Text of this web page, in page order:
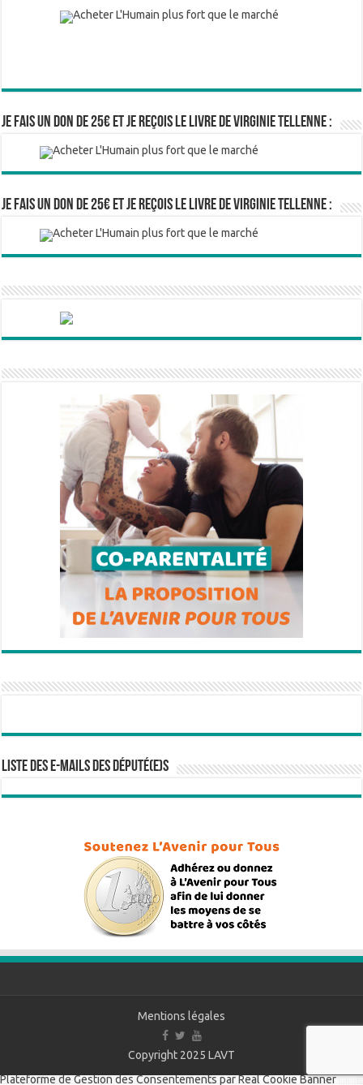
Je fais un don de 25€ et je reçois le livre de Virginie Tellenne :
Je fais un don de 25€ et je reçois le livre de Virginie Tellenne :
Liste des e-mails des député(e)s
Mentions légales
Copyright 2025 LAVT
Plateforme de Gestion des Consentements par Real Cookie Banner